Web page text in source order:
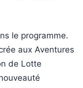
le programme.
aux Aventures
de Lotte